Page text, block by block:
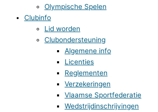
Olympische Spelen
Clubinfo
Lid worden
Clubondersteuning
Algemene info
Licenties
Reglementen
Verzekeringen
Vlaamse Sportfederatie
Wedstrijdinschrijvingen